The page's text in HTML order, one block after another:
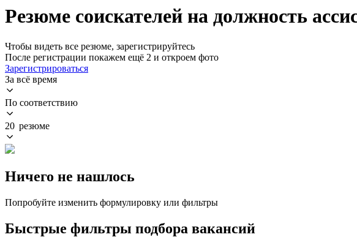
Резюме соискателей на должность
Чтобы видеть все резюме, зарегистрируйтесь
После регистрации покажем ещё 2 и откроем фото
Зарегистрироваться
За всё время
По соответствию
20 резюме
Ничего не нашлось
Попробуйте изменить формулировку или фильтры
Быстрые фильтры подбора вакансий